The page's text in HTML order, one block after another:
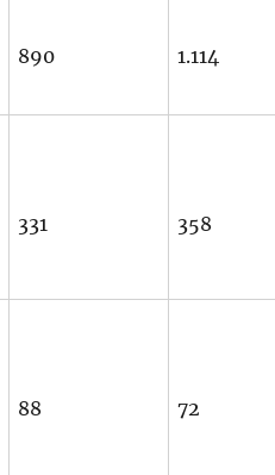
890 1.114
331 358
88 72